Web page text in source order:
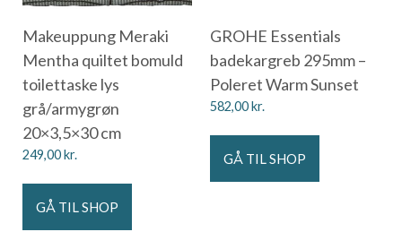
Makeuppung Meraki
Mentha quiltet bomuld
toilettaske lys
grå/armygrøn
20×3,5×30 cm
249,00kr.
GÅ TIL SHOP
GROHE Essentials
badekargreb 295mm –
Poleret Warm Sunset
582,00kr.
GÅ TIL SHOP